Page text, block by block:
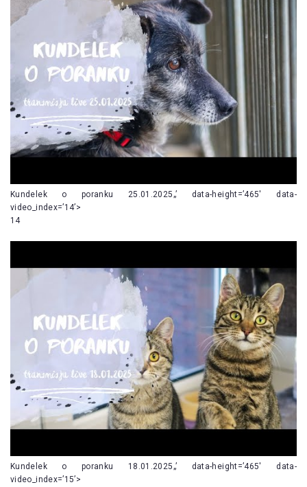
Kundelek o poranku 25.01.2025„’ data-height=’465′ data-
video_index=’14’>
14
Kundelek o poranku 18.01.2025„’ data-height=’465′ data-
video_index=’15’>